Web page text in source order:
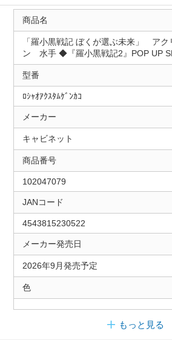
商品名
「羅小黒戦記 ぼくが選ぶ未来」 ア
ン 水手 ◆『羅小黒戦記2』POP UP
型番
ﾛｼｬｵｱｸｽﾀﾑｹﾞﾝｶｺ
メーカー
キャビネット
商品番号
102047079
JANコード
4543815230522
メーカー発売日
2026年9月発売予定
色
もっと見る